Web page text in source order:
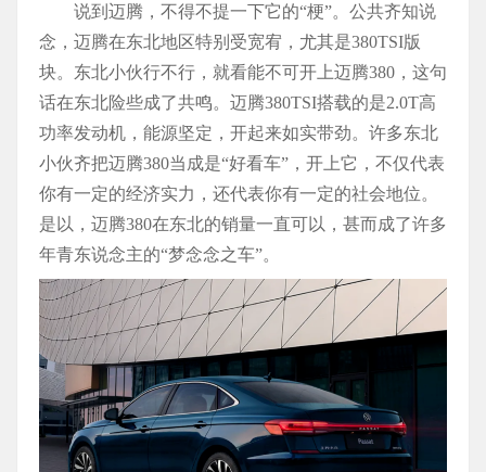
说到迈腾，不得不提一下它的“梗”。公共齐知说
念，迈腾在东北地区特别受宽宥，尤其是380TSI版
块。东北小伙行不行，就看能不可开上迈腾380，这句
话在东北险些成了共鸣。迈腾380TSI搭载的是2.0T高
功率发动机，能源坚定，开起来如实带劲。许多东北
小伙齐把迈腾380当成是“好看车”，开上它，不仅代表
你有一定的经济实力，还代表你有一定的社会地位。
是以，迈腾380在东北的销量一直可以，甚而成了许多
年青东说念主的“梦念念之车”。